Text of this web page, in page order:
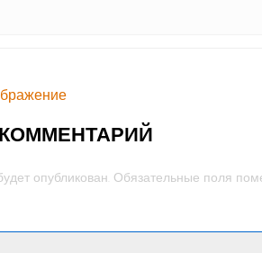
опубликован. Обязательные поля